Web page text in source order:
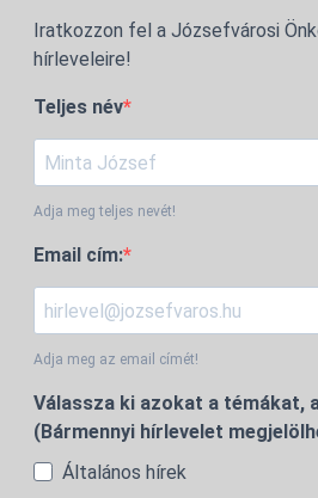
Iratkozzon fel a Józsefvárosi
hírleveleire!
Teljes név
Adja meg teljes nevét!
Email cím:
Adja meg az email címét!
Válassza ki azokat a témákat,
(Bármennyi hírlevelet
Általános hírek